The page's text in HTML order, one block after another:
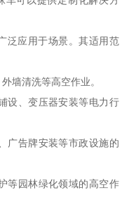
泛应用于场景。其适用范
墙清洗等高空作业。
设、变压器安装等电力行
广告牌安装等市政设施的
等园林绿化领域的高空作